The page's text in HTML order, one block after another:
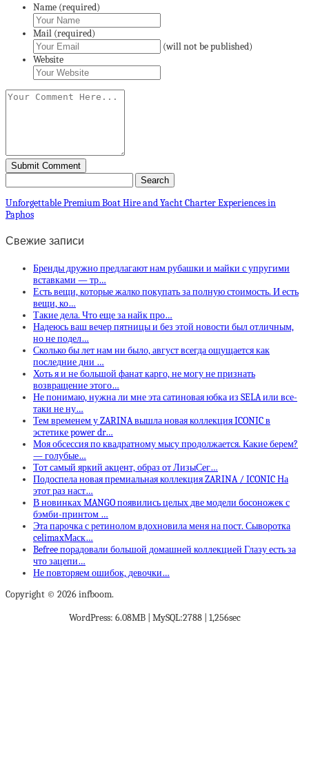
Name (required)
Mail (required)
(will not be published)
Website
Unforgettable Premium Boat Hire and Yacht Charter Experiences in
Paphos
Свежие записи
Бренды дружно предлагают нам рубашки и майки с упругими
вставками — тр…
Есть вещи, которые жалко покупать за полную стоимость. И есть
вещи, ко…
Такие дела. Что еще за найк про…
Надеюсь ваш вечер пятницы и без этой новости был отличным,
но не подел…
Сколько бы лет нам ни было, август всегда ощущается как
последние дни …
Хоть я и не большой фанат карго, не могу не признать
возвращение этого…
Не понимаю, нужна ли мне эта сатиновая юбка из SELA или все-
таки не ну…
Тем временем у ZARINA вышла новая коллекция ICONIC в
эстетике power dr…
Моя обсессия по квадратному мысу продолжается. Какие берем?
— голубые…
Тот самый яркий акцент, образ от ЛизыСег…
Подоспела новая премиальная коллекция ZARINA / ICONIC На
этот раз наст…
В новинках MANGO появились целых две модели босоножек с
бэмби-принтом …
Эта парочка с ретинолом вдохновила меня на пост. Сыворотка
celimaxМаск…
Befree порадовали большой домашней коллекцией Глазу есть за
что зацепи…
Не повторяем ошибок, девочки…
Copyright © 2026 infboom.
WordPress: 6.08MB | MySQL:2788 | 1,256sec